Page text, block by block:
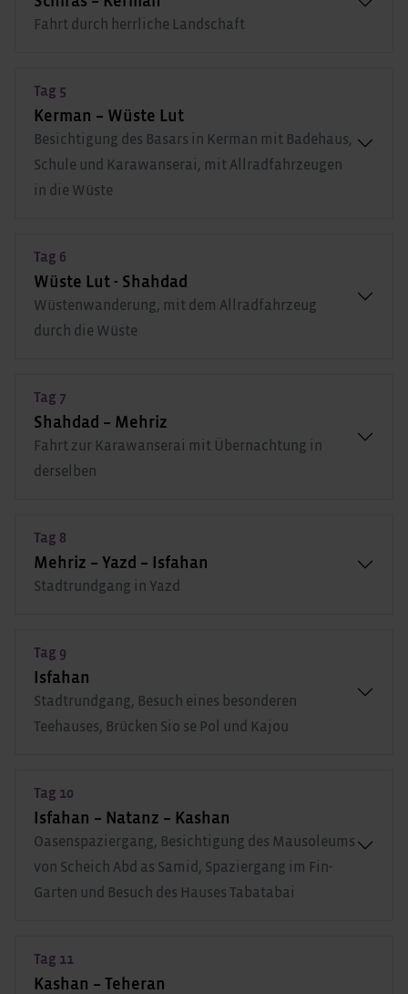
Fahrt durch herrliche Landschaft
Tag 5
Kerman – Wüste Lut
Besichtigung des Basars in Kerman mit Badehaus,
Schule und Karawanserai, mit Allradfahrzeugen
in die Wüste
Tag 6
Wüste Lut - Shahdad
Wüstenwanderung, mit dem Allradfahrzeug
durch die Wüste
Tag 7
Shahdad – Mehriz
Fahrt zur Karawanserai mit Übernachtung in
derselben
Tag 8
Mehriz – Yazd – Isfahan
Stadtrundgang in Yazd
Tag 9
Isfahan
Stadtrundgang, Besuch eines besonderen
Teehauses, Brücken Sio se Pol und Kajou
Tag 10
Isfahan – Natanz – Kashan
Oasenspaziergang, Besichtigung des Mausoleums
von Scheich Abd as Samid, Spaziergang im Fin-
Garten und Besuch des Hauses Tabatabai
Tag 11
Kashan – Teheran